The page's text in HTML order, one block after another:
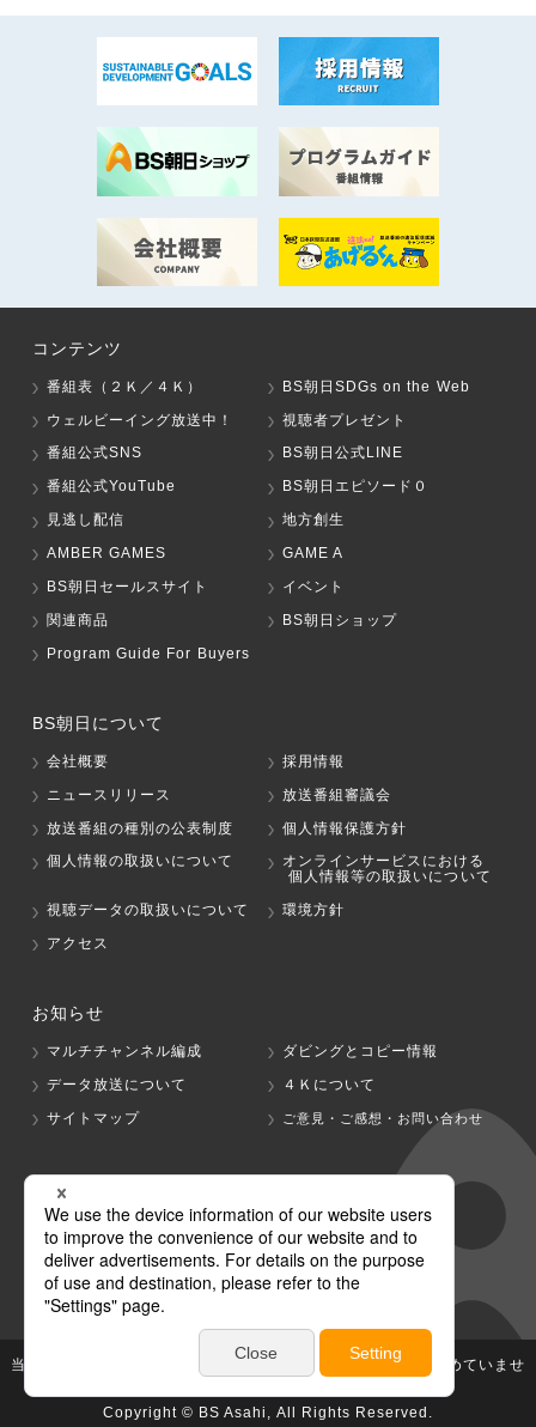
コンテンツ
番組表（２Ｋ／４Ｋ）
BS朝日SDGs on the Web
ウェルビーイング放送中！
視聴者プレゼント
番組公式SNS
BS朝日公式LINE
番組公式YouTube
BS朝日エピソード０
見逃し配信
地方創生
AMBER GAMES
GAME A
BS朝日セールスサイト
イベント
関連商品
BS朝日ショップ
Program Guide For Buyers
BS朝日について
会社概要
採用情報
ニュースリリース
放送番組審議会
放送番組の種別の公表制度
個人情報保護方針
個人情報の取扱いについて
オンラインサービスにおける
個人情報等の取扱いについて
視聴データの取扱いについて
環境方針
アクセス
お知らせ
マルチチャンネル編成
ダビングとコピー情報
データ放送について
４Ｋについて
サイトマップ
ご意見・ご感想・お問い合わせ
グループ会社
テレビ朝日 テレ朝チャンネル
当社が著作権、著作隣接権を有する放送番組等の無断利用は認めていませ
ん。
Copyright © BS Asahi, All Rights Reserved.